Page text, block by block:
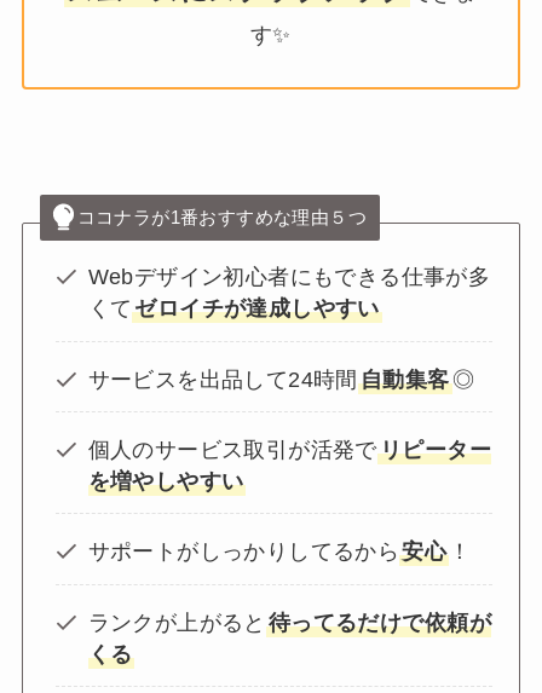
す✨
ココナラが1番おすすめな理由５つ
Webデザイン初心者にもできる仕事が多
くてゼロイチが達成しやすい
サービスを出品して24時間 自動集客◎
個人のサービス取引が活発でリピーター
を増やしやすい
サポートがしっかりしてるから安心 ！
ランクが上がると 待ってるだけで依頼が
くる